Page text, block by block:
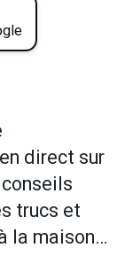
direct sur
trucs et
la maison…